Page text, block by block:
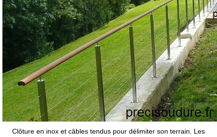
Clôture en inox et câbles tendus pour délimiter son terrain. Les